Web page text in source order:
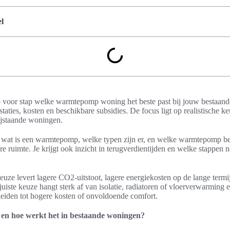
stap welke warmtepomp woning het beste past bij jouw
kosten en beschikbare subsidies. De focus ligt op realistische
woningen.
is een warmtepomp, welke typen zijn er, en welke warmtepomp
ruimte. Je krijgt ook inzicht in terugverdientijden en welke stappen
levert lagere CO2-uitstoot, lagere energiekosten op de lange
keuze hangt sterk af van isolatie, radiatoren of vloerverwarming
tot hogere kosten of onvoldoende comfort.
hoe werkt het in bestaande woningen?